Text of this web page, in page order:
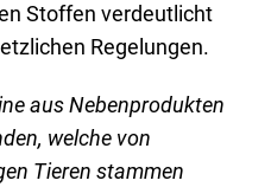
Stoffen verdeutlicht
Regelungen.
aus Nebenprodukten
welche von
Tieren stammen